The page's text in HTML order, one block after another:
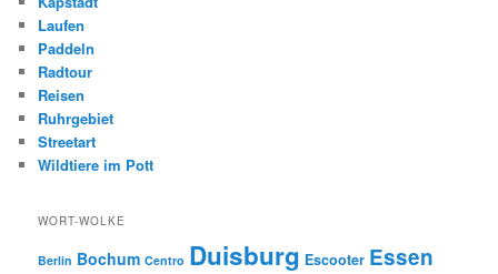
Laufen
Paddeln
Radtour
Reisen
Ruhrgebiet
Streetart
Wildtiere im Pott
WORT-WOLKE
Berlin Bochum Centro Duisburg Escooter Essen